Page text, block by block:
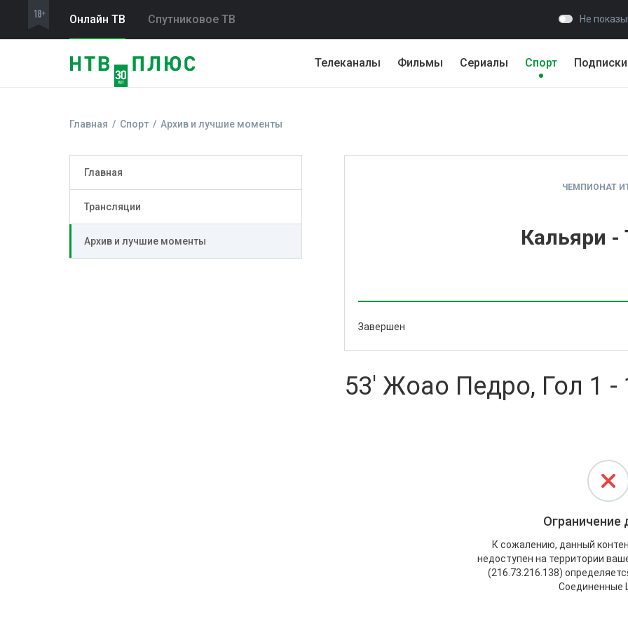
Онлайн ТВ Спутниковое ТВ Не
Телеканалы Фильмы Сериалы Спорт Подписки
Главная Спорт Архив и лучшие моменты
Главная
Трансляции
Архив и лучшие моменты
ЧЕМПИОНАТ
Кальяри -
Завершен
53' Жоао Педро, Гол 1 -